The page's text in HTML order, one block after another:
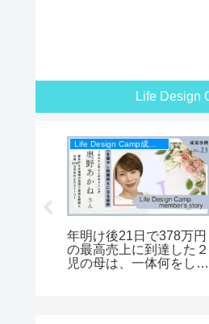
Life Design
Life Design Camp成果事例
年明け後21日で378万円
の最高売上に到達した２
児の母は、一体何をした